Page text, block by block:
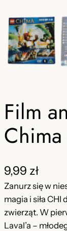
Film
9,99 zł
Zanurz się w
magia i siła
zwierząt. W
Laval’a –